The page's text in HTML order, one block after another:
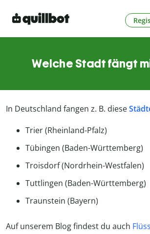
Welche Stadt fängt
In Deutschland fangen z. B. diese
Trier (Rheinland-Pfalz)
Tübingen (Baden-Württemberg)
Troisdorf (Nordrhein-Westfalen)
Tuttlingen (Baden-Württemberg)
Traunstein (Bayern)
Auf unserem Blog findest du auch